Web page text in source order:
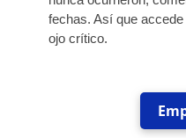
fechas. Así que
ojo crítico.